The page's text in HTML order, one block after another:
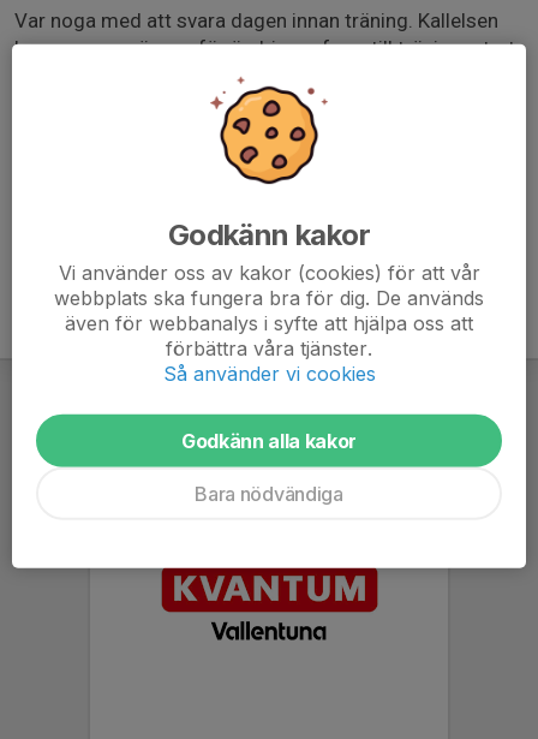
Var noga med att svara dagen innan träning. Kallelsen
kommer vara öppen för ändringar fram till träningsstart
(utnyttja inte detta utan svara dagen innan). Du måste
kontrollera innan träning så det inte skett förändringar
gällande tränare på plats pga sena förhinder
Godkänn kakor
Vi använder oss av kakor (cookies) för att vår
webbplats ska fungera bra för dig. De används
även för webbanalys i syfte att hjälpa oss att
förbättra våra tjänster.
Så använder vi cookies
Godkänn alla kakor
Bara nödvändiga